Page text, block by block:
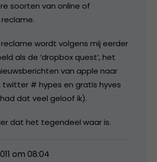
soorten van online of
wordt volgens mij eerder
als de ‘dropbox quest’, het
van apple naar
# hypes en gratis hyves
dat veel geloof ik).
dat het tegendeel waar is.
om 08:04